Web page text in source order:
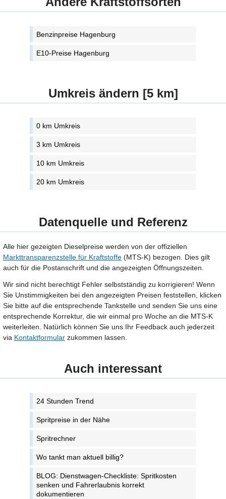
Benzinpreise Hagenburg
E10-Preise Hagenburg
Umkreis ändern [5 km]
0 km Umkreis
3 km Umkreis
10 km Umkreis
20 km Umkreis
Datenquelle und Referenz
Alle hier gezeigten Dieselpreise werden von der offiziellen
Markttransparenzstelle für Kraftstoffe (MTS-K) bezogen. Dies gilt
auch für die Postanschrift und die angezeigten Öffnungszeiten.
Wir sind nicht berechtigt Fehler selbstständig zu korrigieren! Wenn
Sie Unstimmigkeiten bei den angezeigten Preisen feststellen, klicken
Sie bitte auf die entsprechende Tankstelle und senden Sie uns eine
entsprechende Korrektur, die wir einmal pro Woche an die MTS-K
weiterleiten. Natürlich können Sie uns Ihr Feedback auch jederzeit
via Kontaktformular zukommen lassen.
Auch interessant
24 Stunden Trend
Spritpreise in der Nähe
Spritrechner
Wo tankt man aktuell billig?
BLOG: Dienstwagen-Checkliste: Spritkosten
senken und Fahrerlaubnis korrekt
dokumentieren